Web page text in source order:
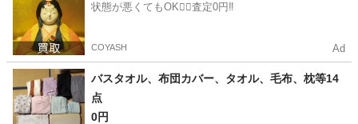
状態が悪くてもOK🙆‍♀️査定0円‼️
COYASH Ad
バスタオル、布団カバー、タオル、毛布、枕等14
点
0円